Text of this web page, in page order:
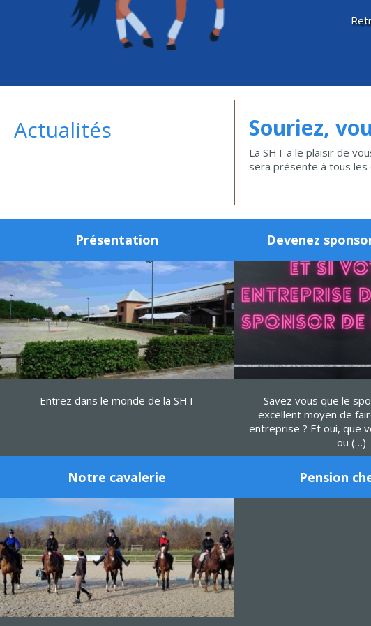
Actualités Souriez,
La SHT a le plaisir de
sera présente à tous les
Présentation
Entrez dans le monde de la SHT
Devenez
Savez vous que le
excellent moyen de
entreprise ? Et oui, que vous soyez patron
ou (…)
Notre cavalerie Pension